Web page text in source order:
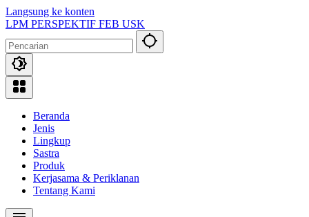
Langsung ke konten
LPM PERSPEKTIF FEB USK
Beranda
Jenis
Lingkup
Sastra
Produk
Kerjasama & Periklanan
Tentang Kami